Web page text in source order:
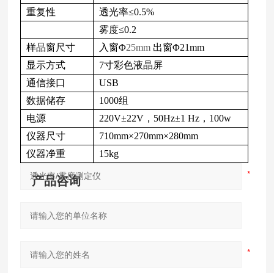
重复性
透光率≤0.5%
雾度≤0.2
样品窗尺寸
入窗Φ25mm 出窗Φ21mm
显示方式
7寸彩色液晶屏
通信接口
USB
数据储存
1000组
电源
220V±22V，50Hz±1 Hz，100w
仪器尺寸
710mm×270mm×280mm
仪器净重
15kg
产品咨询